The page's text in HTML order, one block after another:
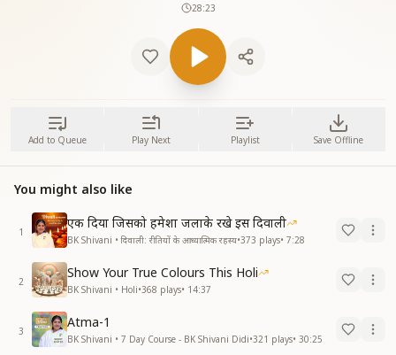
28:23
Add to Queue Play Next Playlist Save Offline
You might also like
1
एक दिया जिसको हमेशा जलाके रखे इस दिवाली
BK Shivani • दिवाली: रीतियों के आध्यात्मिक रहस्य•373 plays• 7:28
2
Show Your True Colours This Holi
BK Shivani • Holi•368 plays• 14:37
3
Atma-1
BK Shivani • 7 Day Course - BK Shivani Didi•321 plays• 30:25